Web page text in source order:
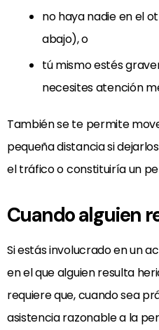
no haya nadie en el
abajo), o
tú mismo estés
necesites atención
También se te permite
pequeña distancia si
el tráfico o constituiría un
Cuando alguien
Si estás involucrado en un
en el que alguien resulta
requiere que, cuando sea
asistencia razonable a la